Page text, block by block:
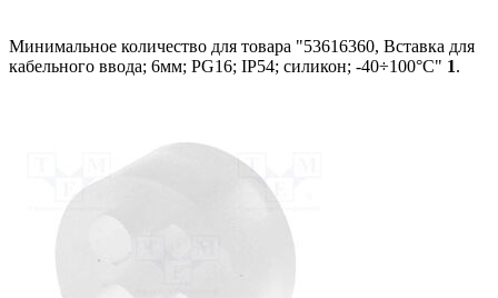
Минимальное количество для товара "53616360, Вставка для
кабельного ввода; 6мм; PG16; IP54; силикон; -40÷100°C" 1.